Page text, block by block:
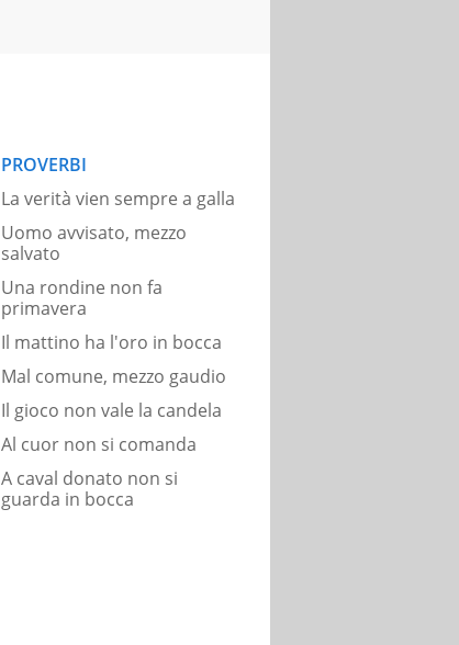
PROVERBI
La verità vien sempre a galla
Uomo avvisato, mezzo
salvato
Una rondine non fa
primavera
Il mattino ha l'oro in bocca
Mal comune, mezzo gaudio
Il gioco non vale la candela
Al cuor non si comanda
A caval donato non si
guarda in bocca